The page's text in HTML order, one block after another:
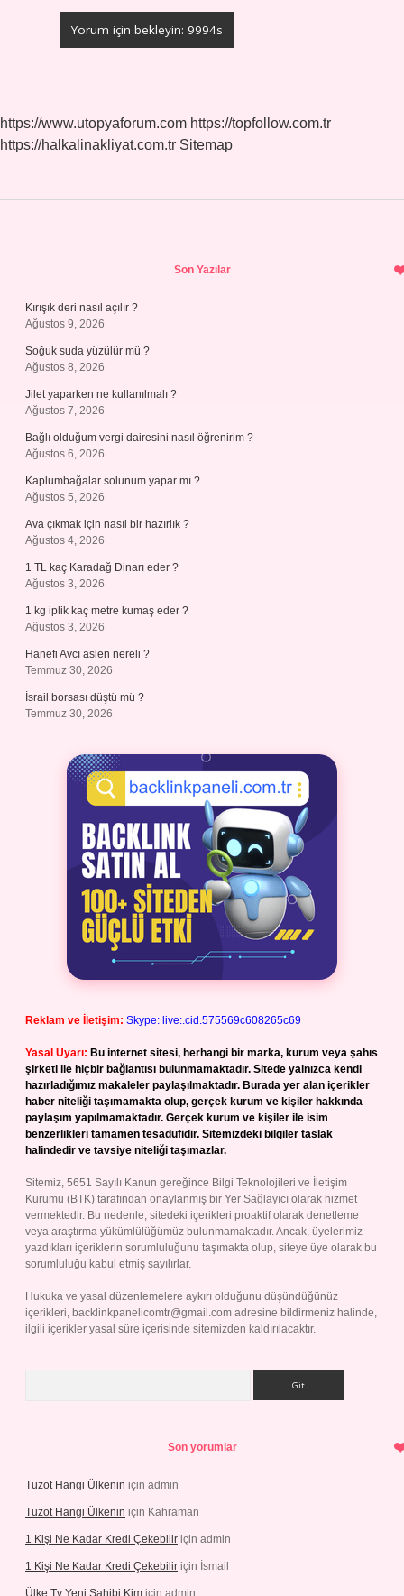
https://www.utopyaforum.com https://topfollow.com.tr
https://halkalinakliyat.com.tr Sitemap
Son Yazılar
Kırışık deri nasıl açılır ?
Ağustos 9, 2026
Soğuk suda yüzülür mü ?
Ağustos 8, 2026
Jilet yaparken ne kullanılmalı ?
Ağustos 7, 2026
Bağlı olduğum vergi dairesini nasıl öğrenirim ?
Ağustos 6, 2026
Kaplumbağalar solunum yapar mı ?
Ağustos 5, 2026
Ava çıkmak için nasıl bir hazırlık ?
Ağustos 4, 2026
1 TL kaç Karadağ Dinarı eder ?
Ağustos 3, 2026
1 kg iplik kaç metre kumaş eder ?
Ağustos 3, 2026
Hanefi Avcı aslen nereli ?
Temmuz 30, 2026
İsrail borsası düştü mü ?
Temmuz 30, 2026
Reklam ve İletişim: Skype: live:.cid.575569c608265c69
Yasal Uyarı: Bu internet sitesi, herhangi bir marka, kurum veya şahıs
şirketi ile hiçbir bağlantısı bulunmamaktadır. Sitede yalnızca kendi
hazırladığımız makaleler paylaşılmaktadır. Burada yer alan içerikler
haber niteliği taşımamakta olup, gerçek kurum ve kişiler hakkında
paylaşım yapılmamaktadır. Gerçek kurum ve kişiler ile isim
benzerlikleri tamamen tesadüfidir. Sitemizdeki bilgiler taslak
halindedir ve tavsiye niteliği taşımazlar.
Sitemiz, 5651 Sayılı Kanun gereğince Bilgi Teknolojileri ve İletişim
Kurumu (BTK) tarafından onaylanmış bir Yer Sağlayıcı olarak hizmet
vermektedir. Bu nedenle, sitedeki içerikleri proaktif olarak denetleme
veya araştırma yükümlülüğümüz bulunmamaktadır. Ancak, üyelerimiz
yazdıkları içeriklerin sorumluluğunu taşımakta olup, siteye üye olarak bu
sorumluluğu kabul etmiş sayılırlar.
Hukuka ve yasal düzenlemelere aykırı olduğunu düşündüğünüz
içerikleri, backlinkpanelicomtr@gmail.com adresine bildirmeniz halinde,
ilgili içerikler yasal süre içerisinde sitemizden kaldırılacaktır.
Son yorumlar
Tuzot Hangi Ülkenin için admin
Tuzot Hangi Ülkenin için Kahraman
1 Kişi Ne Kadar Kredi Çekebilir için admin
1 Kişi Ne Kadar Kredi Çekebilir için İsmail
Ülke Tv Yeni Sahibi Kim için admin